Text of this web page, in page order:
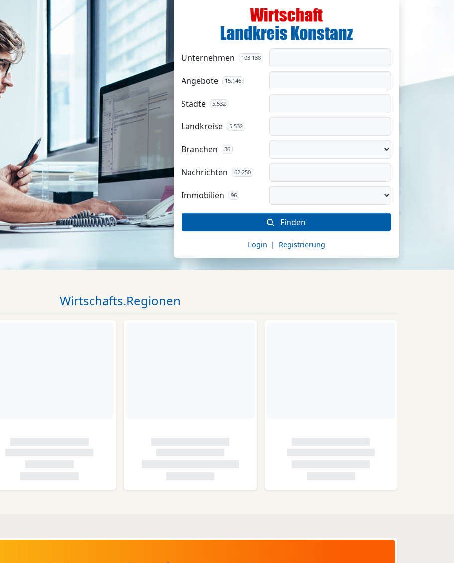
Unternehmen 103.138
Angebote 15.146
Städte 5.532
Landkreise 5.532
Branchen 36
Nachrichten 62.250
Immobilien 96
Finden
Login | Registrierung
Wirtschafts.Regionen